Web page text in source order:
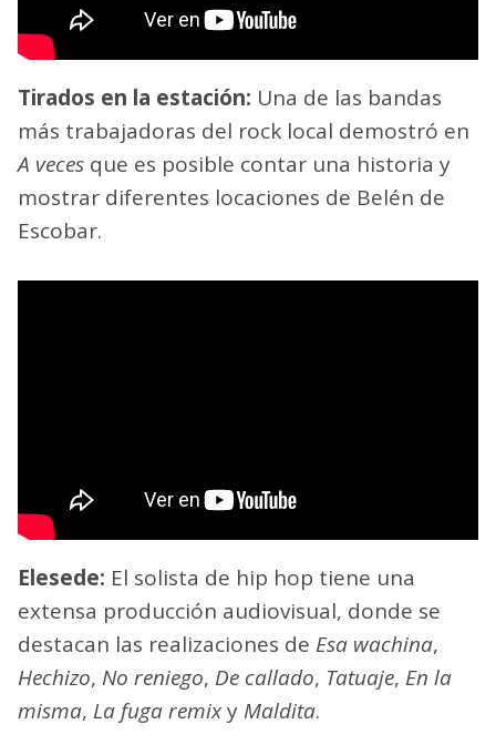
Tirados en la estación: Una de las bandas
más trabajadoras del rock local demostró en
A veces que es posible contar una historia y
mostrar diferentes locaciones de Belén de
Escobar.
Elesede: El solista de hip hop tiene una
extensa producción audiovisual, donde se
destacan las realizaciones de Esa wachina,
Hechizo, No reniego, De callado, Tatuaje, En la
misma, La fuga remixy Maldita.